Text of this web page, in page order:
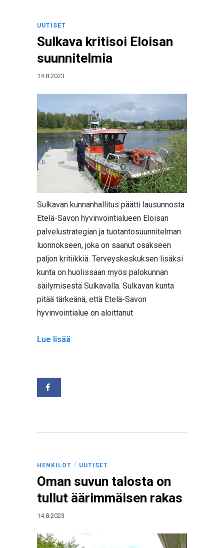
UUTISET
Sulkava kritisoi Eloisan
suunnitelmia
14.8.2023
Sulkavan kunnanhallitus päätti lausunnosta
Etelä-Savon hyvinvointialueen Eloisan
palvelustrategian ja tuotantosuunnitelman
luonnokseen, joka on saanut osakseen
paljon kritiikkiä. Terveyskeskuksen lisäksi
kunta on huolissaan myös palokunnan
säilymisestä Sulkavalla. Sulkavan kunta
pitää tärkeänä, että Etelä-Savon
hyvinvointialue on aloittanut
Lue lisää
HENKILÖT / UUTISET
Oman suvun talosta on
tullut äärimmäisen rakas
14.8.2023